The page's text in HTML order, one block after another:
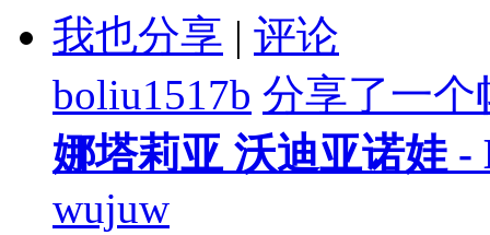
我也分享 | 评论
boliu1517b 分享了一个
娜塔莉亚 沃迪亚诺娃 -
wujuw